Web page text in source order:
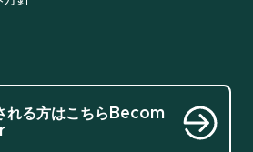
れる方はこちら Becom